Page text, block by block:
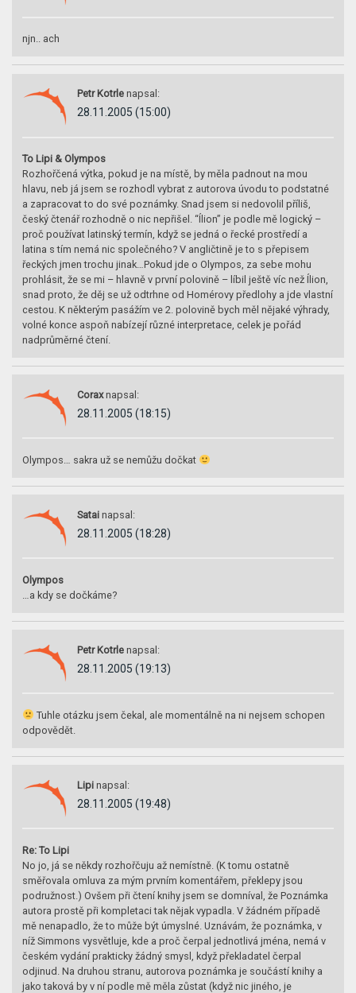
njn.. ach
Petr Kotrle napsal:
28.11.2005 (15:00)
To Lipi & Olympos
Rozhořčená výtka, pokud je na místě, by měla padnout na mou
hlavu, neb já jsem se rozhodl vybrat z autorova úvodu to podstatné
a zapracovat to do své poznámky. Snad jsem si nedovolil příliš,
český čtenář rozhodně o nic nepřišel. “Ílion” je podle mě logický –
proč používat latinský termín, když se jedná o řecké prostředí a
latina s tím nemá nic společného? V angličtině je to s přepisem
řeckých jmen trochu jinak…Pokud jde o Olympos, za sebe mohu
prohlásit, že se mi – hlavně v první polovině – líbil ještě víc než Ílion,
snad proto, že děj se už odtrhne od Homérovy předlohy a jde vlastní
cestou. K některým pasážím ve 2. polovině bych měl nějaké výhrady,
volné konce aspoň nabízejí různé interpretace, celek je pořád
nadprůměrné čtení.
Corax napsal:
28.11.2005 (18:15)
Olympos… sakra už se nemůžu dočkat
Satai napsal:
28.11.2005 (18:28)
Olympos
…a kdy se dočkáme?
Petr Kotrle napsal:
28.11.2005 (19:13)
Tuhle otázku jsem čekal, ale momentálně na ni nejsem schopen
odpovědět.
Lipi napsal:
28.11.2005 (19:48)
Re: To Lipi
No jo, já se někdy rozhořčuju až nemístně. (K tomu ostatně
směřovala omluva za mým prvním komentářem, překlepy jsou
podružnost.) Ovšem při čtení knihy jsem se domníval, že Poznámka
autora prostě při kompletaci tak nějak vypadla. V žádném případě
mě nenapadlo, že to může být úmyslné. Uznávám, že poznámka, v
níž Simmons vysvětluje, kde a proč čerpal jednotlivá jména, nemá v
českém vydání prakticky žádný smysl, když překladatel čerpal
odjinud. Na druhou stranu, autorova poznámka je součástí knihy a
jako taková by v ní podle mě měla zůstat (když nic jiného, je